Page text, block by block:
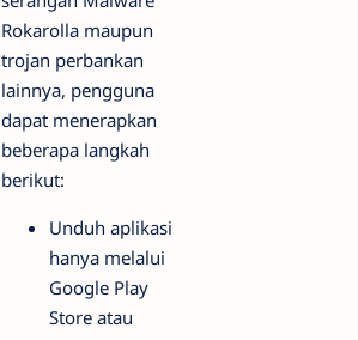
Rokarolla maupun
trojan perbankan
lainnya, pengguna
dapat menerapkan
beberapa langkah
berikut:
Unduh aplikasi
hanya melalui
Google Play
Store atau